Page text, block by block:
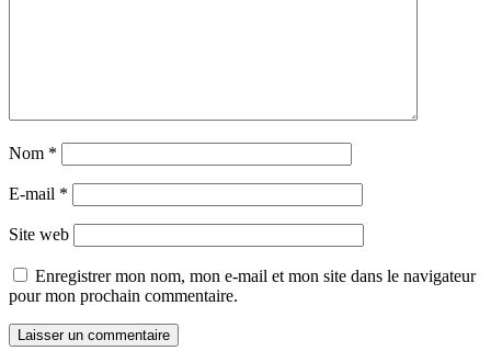
Nom *
E-mail *
Site web
Enregistrer mon nom, mon e-mail et mon site dans le navigateur
pour mon prochain commentaire.